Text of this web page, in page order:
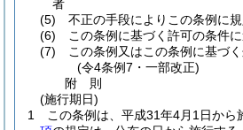
者
(5)
不正の手段によりこの条例に
(6)
この条例に基づく許可の条件
(7)
この条例又はこの条例に基づ
(令4条例7・一部改正)
附 則
(施行期日)
1
この条例は、平成31年4月1日から